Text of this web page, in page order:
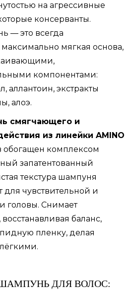
на агрессивные
консерванты.
— это всегда
мягкая основа,
компонентами:
аллантоин, экстракты
алоэ.
смягчающего и
из линейки AMINO
обогащен комплексом
запатентованный
текстура шампуня
чувствительной и
головы. Снимает
баланс,
пленку, делая
ДЛЯ ВОЛОС: